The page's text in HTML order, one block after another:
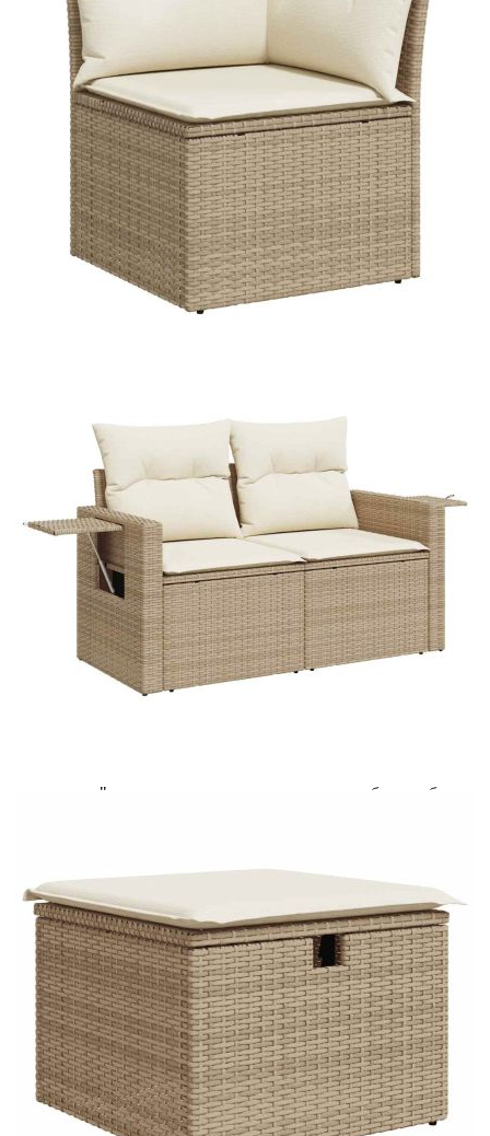
Размери на възглавницата
за облягане:
Размери на възглавницата
на седалката:
55 x 55 x 3 см (Ш x Д x Деб)
Материал на покритието:
Ширина на подлакътника:
6 см
Височина на седалката от
земята (без
възглавницата):
37 см
Материал за пълнеж на
възглавницата за сядане:
Дунапрен
Материал за пълнеж на
облегалката:
Памучни влакна
Максимален капацитет на
теглото (на седалка):
110 кг
Размери на страничната
25 x 23 см (Д x Ш)
Купи на изплащане
Credit calculator
Градински диван с възглавници 5 части бежов
полиратан акация
Please select credit institution
Цена на продукта:
€694.00
Extraction of information from credit institutions
Предоставената таблица е с информационна цел.
Добавете продукта в количката си с бутона "Добави в
количката" и при поръчка ще можете да изберете броя
вноски на кредита.
Acest tabel are caracter informativ. Adăugați produsul în
coșul de cumpărături unde veți putea selecta detaliile
количката" и при поръчка ще можете да изберете броя
Добавете продукта в количката си с бутона "Добави в
количката" и при поръчка ще можете да изберете броя
вноски на кредита.
Предоставената таблица е с информационна цел.
Добавете продукта в количката си с бутона "Добави в
количката" и при поръчка ще можете да изберете броя
вноски на кредита.
Предоставената таблица е с информационна цел.
Добавете продукта в количката си с бутона "Добави в
количката" и при поръчка ще можете да изберете броя
вноски на кредита.